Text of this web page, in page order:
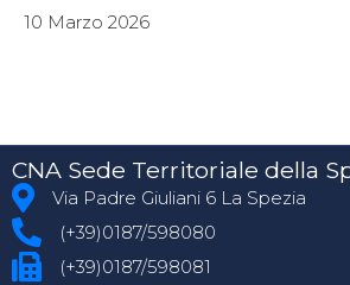
10 Marzo 2026
CNA Sede Territoriale della
Via Padre Giuliani 6 La Spezia
(+39)0187/598080
(+39)0187/598081